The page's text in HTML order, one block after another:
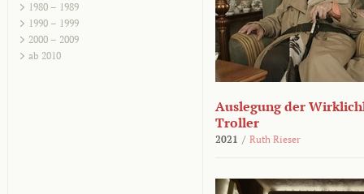
1980 – 1989
1990 – 1999
2000 – 2009
ab 2010
Auslegung der
Troller
2021 / Ruth Rieser